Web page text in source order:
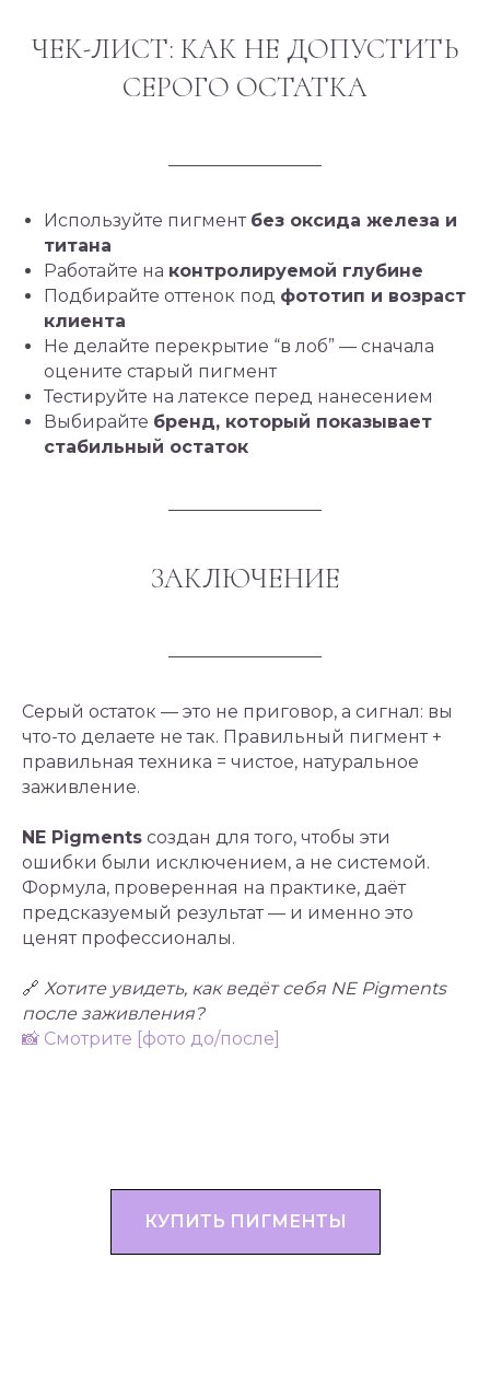
ЧЕК-ЛИСТ: КАК НЕ ДОПУСТИТЬ
СЕРОГО ОСТАТКА
Используйте пигмент без оксида железа и
титана
Работайте на контролируемой глубине
Подбирайте оттенок под фототип и возраст
клиента
Не делайте перекрытие “в лоб” — сначала
оцените старый пигмент
Тестируйте на латексе перед нанесением
Выбирайте бренд, который показывает
стабильный остаток
ЗАКЛЮЧЕНИЕ
Серый остаток — это не приговор, а сигнал: вы
что-то делаете не так. Правильный пигмент +
правильная техника = чистое, натуральное
заживление.
NE Pigments создан для того, чтобы эти
ошибки были исключением, а не системой.
Формула, проверенная на практике, даёт
предсказуемый результат — и именно это
ценят профессионалы.
🔗 Хотите увидеть, как ведёт себя NE Pigments
после заживления?
📸 Смотрите [фото до/после]
КУПИТЬ ПИГМЕНТЫ